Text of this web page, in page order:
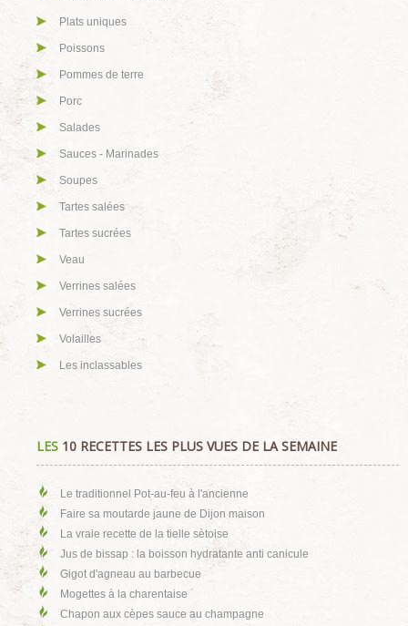
Plats uniques
Poissons
Pommes de terre
Porc
Salades
Sauces - Marinades
Soupes
Tartes salées
Tartes sucrées
Veau
Verrines salées
Verrines sucrées
Volailles
Les inclassables
LES 10 RECETTES LES PLUS VUES DE LA SEMAINE
Le traditionnel Pot-au-feu à l'ancienne
Faire sa moutarde jaune de Dijon maison
La vraie recette de la tielle sètoise
Jus de bissap : la boisson hydratante anti canicule
Gigot d'agneau au barbecue
Mogettes à la charentaise
Chapon aux cèpes sauce au champagne